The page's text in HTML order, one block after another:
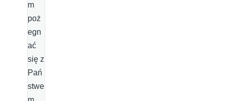
m
poż
egn
ać
się z
Pań
stwe